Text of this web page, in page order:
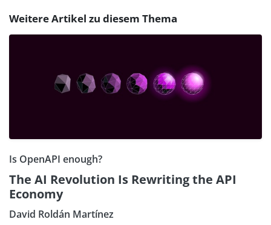
Weitere Artikel zu diesem Thema
Is OpenAPI enough?
The AI Revolution Is Rewriting the API
Economy
David Roldán Martínez